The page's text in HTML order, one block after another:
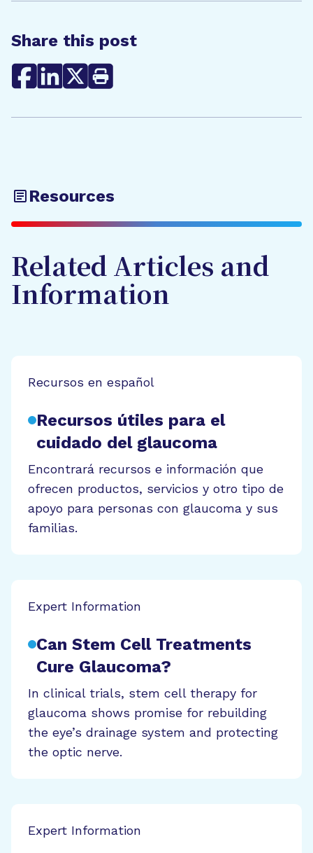
Share this post
Resources
Related Articles and
Information
Recursos en español
Recursos útiles para el
cuidado del glaucoma
Encontrará recursos e información que
ofrecen productos, servicios y otro tipo de
apoyo para personas con glaucoma y sus
familias.
Expert Information
Can Stem Cell Treatments
Cure Glaucoma?
In clinical trials, stem cell therapy for
glaucoma shows promise for rebuilding
the eye’s drainage system and protecting
the optic nerve.
Expert Information